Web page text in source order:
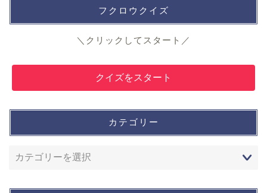
フクロウクイズ
＼クリックしてスタート／
クイズをスタート
カテゴリー